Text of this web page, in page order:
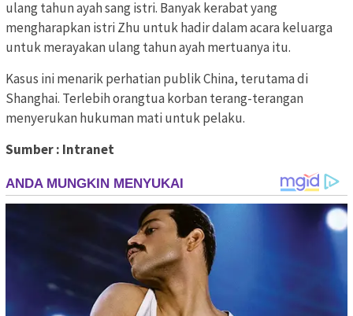
ulang tahun ayah sang istri. Banyak kerabat yang
mengharapkan istri Zhu untuk hadir dalam acara keluarga
untuk merayakan ulang tahun ayah mertuanya itu.
Kasus ini menarik perhatian publik China, terutama di
Shanghai. Terlebih orangtua korban terang-terangan
menyerukan hukuman mati untuk pelaku.
Sumber : Intranet